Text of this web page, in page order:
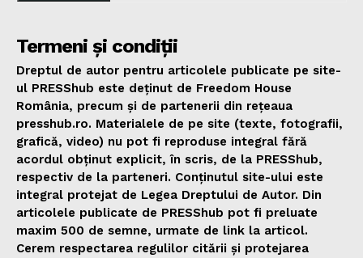
Termeni și condiții
Dreptul de autor pentru articolele publicate pe site-
ul PRESShub este deținut de Freedom House
România, precum și de partenerii din rețeaua
presshub.ro. Materialele de pe site (texte, fotografii,
grafică, video) nu pot fi reproduse integral fără
acordul obținut explicit, în scris, de la PRESShub,
respectiv de la parteneri. Conținutul site-ului este
integral protejat de Legea Dreptului de Autor. Din
articolele publicate de PRESShub pot fi preluate
maxim 500 de semne, urmate de link la articol.
Cerem respectarea regulilor citării și protejarea